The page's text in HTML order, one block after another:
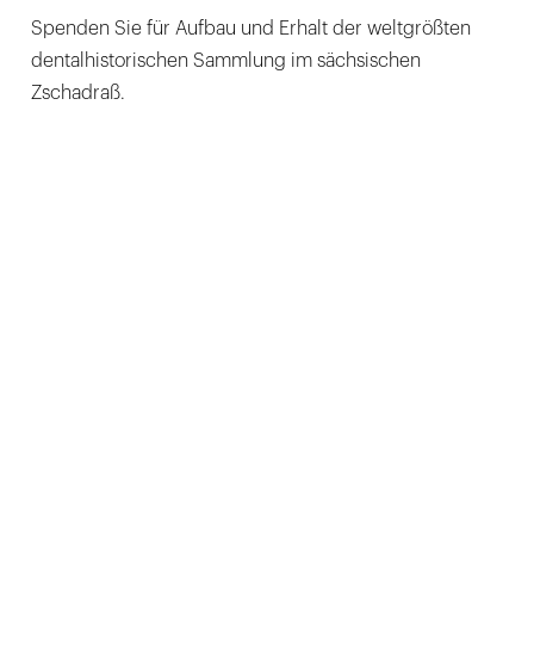
Spenden Sie für Aufbau und Erhalt der weltgrößten
dentalhistorischen Sammlung im sächsischen
Zschadraß.